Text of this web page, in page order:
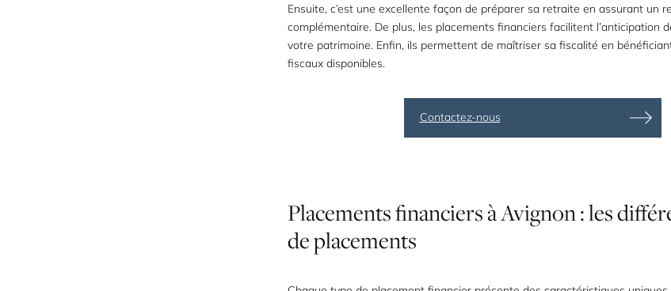
Ensuite, c’est une excellente façon de préparer sa retraite en assurant un
complémentaire. De plus, les placements financiers facilitent l’anticipation
votre patrimoine. Enfin, ils permettent de maîtriser sa fiscalité en
fiscaux disponibles.
Contactez-nous
PlacementsfinanciersàAvignon:les
deplacements